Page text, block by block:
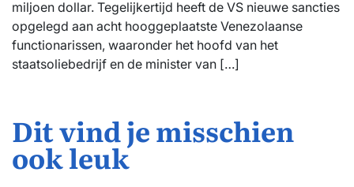
miljoen dollar. Tegelijkertijd heeft de VS nieuwe sancties
opgelegd aan acht hooggeplaatste Venezolaanse
functionarissen, waaronder het hoofd van het
staatsoliebedrijf en de minister van […]
Dit vind je misschien
ook leuk